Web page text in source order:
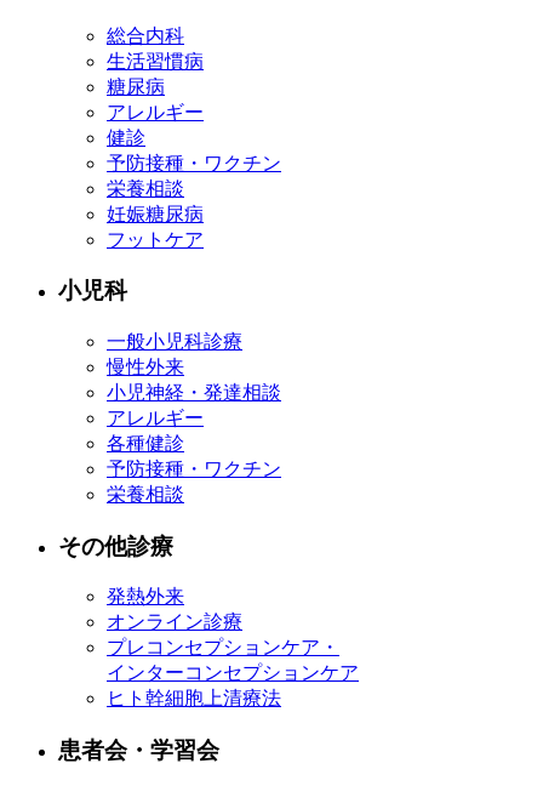
総合内科
生活習慣病
糖尿病
アレルギー
健診
予防接種・ワクチン
栄養相談
妊娠糖尿病
フットケア
小児科
一般小児科診療
慢性外来
小児神経・発達相談
アレルギー
各種健診
予防接種・ワクチン
栄養相談
その他診療
発熱外来
オンライン診療
プレコンセプションケア・
インターコンセプションケア
ヒト幹細胞上清療法
患者会・学習会